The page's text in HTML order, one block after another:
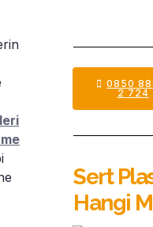
0850
2 724
Sert
Hangi